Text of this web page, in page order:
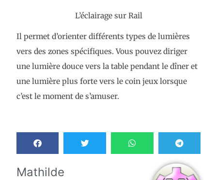
L’éclairage sur Rail
Il permet d’orienter différents types de lumières
vers des zones spécifiques. Vous pouvez diriger
une lumière douce vers la table pendant le dîner et
une lumière plus forte vers le coin jeux lorsque
c’est le moment de s’amuser.
Mathilde